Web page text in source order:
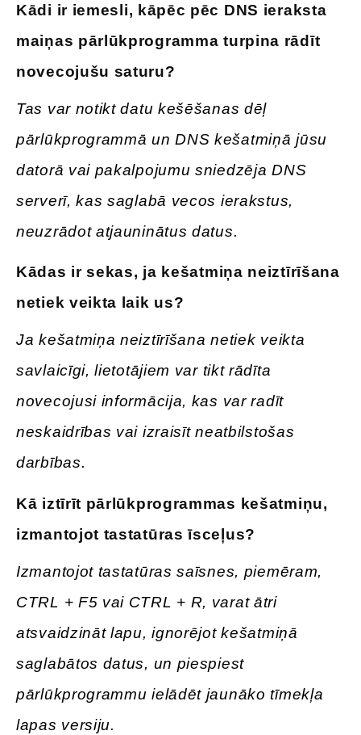
Kādi ir iemesli, kāpēc pēc DNS ieraksta
maiņas pārlūkprogramma turpina rādīt
novecojušu saturu?
Tas var notikt datu kešēšanas dēļ
pārlūkprogrammā un DNS kešatmiņā jūsu
datorā vai pakalpojumu sniedzēja DNS
serverī, kas saglabā vecos ierakstus,
neuzrādot atjauninātus datus.
Kādas ir sekas, ja kešatmiņa neiztīrīšana
netiek veikta laik us?
Ja kešatmiņa neiztīrīšana netiek veikta
savlaicīgi, lietotājiem var tikt rādīta
novecojusi informācija, kas var radīt
neskaidrības vai izraisīt neatbilstošas
darbības.
Kā iztīrīt pārlūkprogrammas kešatmiņu,
izmantojot tastatūras īsceļus?
Izmantojot tastatūras saīsnes, piemēram,
CTRL + F5 vai CTRL + R, varat ātri
atsvaidzināt lapu, ignorējot kešatmiņā
saglabātos datus, un piespiest
pārlūkprogrammu ielādēt jaunāko tīmekļa
lapas versiju.